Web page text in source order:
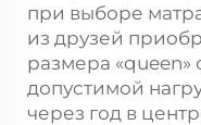
при выборе
из друзей
размера
допустимой
через год в